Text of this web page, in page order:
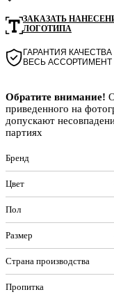
ЗАКАЗАТЬ
ЛОГОТИПА
ГАРАНТИЯ
ВЕСЬ АССОРТИМЕНТ
Обратите внимание!
приведенного на
допускают
партиях
Бренд
Цвет
Пол
Размер
Страна производства
Пропитка